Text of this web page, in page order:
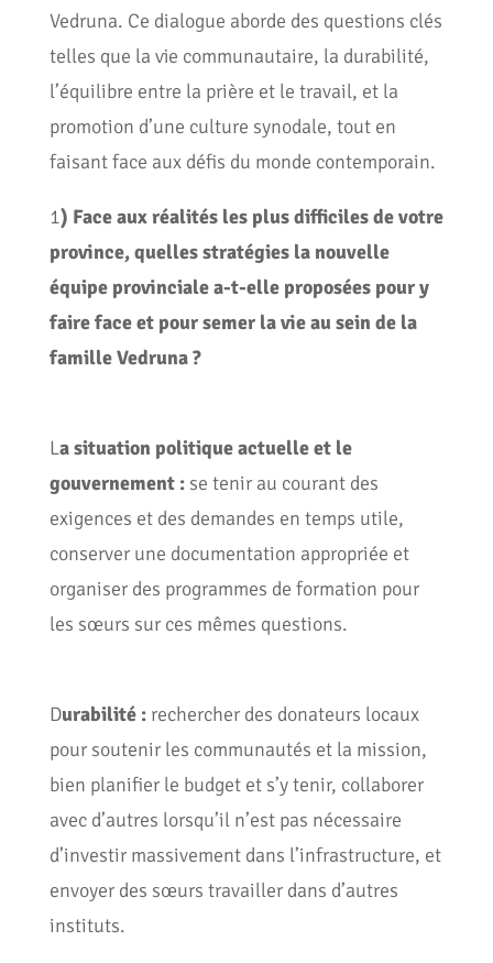
Vedruna. Ce dialogue aborde des questions clés
telles que la vie communautaire, la durabilité,
l’équilibre entre la prière et le travail, et la
promotion d’une culture synodale, tout en
faisant face aux défis du monde contemporain.
1) Face aux réalités les plus difficiles de votre
province, quelles stratégies la nouvelle
équipe provinciale a-t-elle proposées pour y
faire face et pour semer la vie au sein de la
famille Vedruna ?
La situation politique actuelle et le
gouvernement :se tenir au courant des
exigences et des demandes en temps utile,
conserver une documentation appropriée et
organiser des programmes de formation pour
les sœurs sur ces mêmes questions.
Durabilité :rechercher des donateurs locaux
pour soutenir les communautés et la mission,
bien planifier le budget et s’y tenir, collaborer
avec d’autres lorsqu’il n’est pas nécessaire
d’investir massivement dans l’infrastructure, et
envoyer des sœurs travailler dans d’autres
instituts.